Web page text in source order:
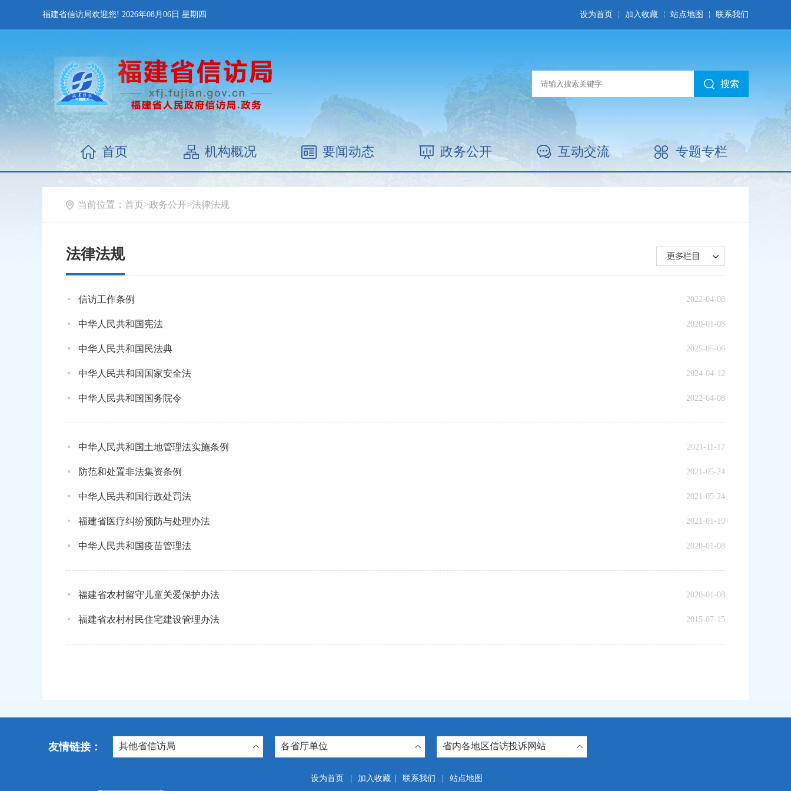
福建省信访局欢迎您! 2026年08月06日 星期四 设为首页 加入收藏 站点地图 联系我们
搜索
首页 机构概况 要闻动态 政务公开 互动交流 专题专栏
当前位置： 首页>政务公开>法律法规
法律法规
2022-04-08
信访工作条例
2020-01-08
中华人民共和国宪法
2025-05-06
中华人民共和国民法典
2024-04-12
中华人民共和国国家安全法
2022-04-08
中华人民共和国国务院令
2021-11-17
中华人民共和国土地管理法实施条例
2021-05-24
防范和处置非法集资条例
2021-05-24
中华人民共和国行政处罚法
2021-01-19
福建省医疗纠纷预防与处理办法
2020-01-08
中华人民共和国疫苗管理法
2020-01-08
福建省农村留守儿童关爱保护办法
2015-07-15
福建省农村村民住宅建设管理办法
友情链接： 其他省信访局 各省厅单位 省内各地区信访投诉网站
设为首页 加入收藏 联系我们 站点地图